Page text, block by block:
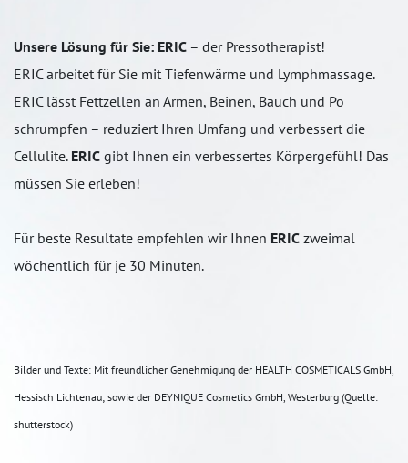
Unsere Lösung für Sie: ERIC – der Pressotherapist!
ERIC arbeitet für Sie mit Tiefenwärme und Lymphmassage.
ERIC lässt Fettzellen an Armen, Beinen, Bauch und Po
schrumpfen – reduziert Ihren Umfang und verbessert die
Cellulite. ERIC gibt Ihnen ein verbessertes Körpergefühl! Das
müssen Sie erleben!
Für beste Resultate empfehlen wir Ihnen ERIC zweimal
wöchentlich für je 30 Minuten.
Bilder und Texte: Mit freundlicher Genehmigung der HEALTH COSMETICALS GmbH,
Hessisch Lichtenau; sowie der DEYNIQUE Cosmetics GmbH, Westerburg (Quelle:
shutterstock)